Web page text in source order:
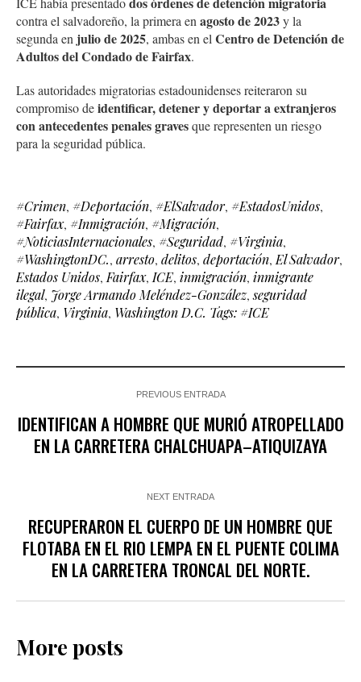
contra el salvadoreño, la primera en agosto de 2023y la
segunda en julio de 2025, ambas en el Centro de Detención de
Adultos del Condado de Fairfax.
Las autoridades migratorias estadounidenses reiteraron su
compromiso deidentificar, detener y deportar a extranjeros
con antecedentes penales gravesque representen un riesgo
para la seguridad pública.
#Crimen, #Deportación, #ElSalvador, #EstadosUnidos,
#Fairfax, #Inmigración, #Migración,
#NoticiasInternacionales, #Seguridad, #Virginia,
#WashingtonDC., arresto, delitos, deportación, El Salvador,
Estados Unidos, Fairfax, ICE, inmigración, inmigrante
ilegal, Jorge Armando Meléndez-González,seguridad
pública, Virginia, Washington D.C. Tags: #ICE
PREVIOUS ENTRADA
IDENTIFICAN A HOMBRE QUE MURIÓ ATROPELLADO
EN LA CARRETERA CHALCHUAPA–ATIQUIZAYA
NEXT ENTRADA
RECUPERARON EL CUERPO DE UN HOMBRE QUE
FLOTABA EN EL RIO LEMPA EN EL PUENTE COLIMA
EN LA CARRETERA TRONCAL DEL NORTE.
More posts